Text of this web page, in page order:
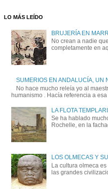
LO MÁS LEÍDO
BRUJERÍA EN
No crean a nadie
completamente en
SUMERIOS EN ANDALUCÍA, UN
No hace mucho releía yo al
humanismo . Hacía referencia a esa
LA FLOTA
Se ha hablado
Rochelle, en la
LOS OLMECAS Y
La cultura olmeca
las grandes